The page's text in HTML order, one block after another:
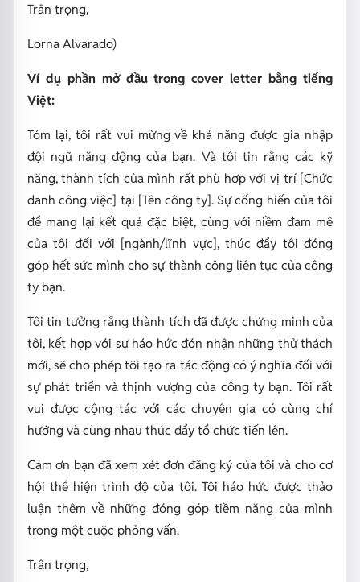
Trân trọng,
Lorna Alvarado)
Ví dụ phần mở đầu trong cover letter bằng tiếng
Việt:
Tóm lại, tôi rất vui mừng về khả năng được gia nhập
đội ngũ năng động của bạn. Và tôi tin rằng các kỹ
năng, thành tích của mình rất phù hợp với vị trí [Chức
danh công việc] tại [Tên công ty]. Sự cống hiến của tôi
để mang lại kết quả đặc biệt, cùng với niềm đam mê
của tôi đối với [ngành/lĩnh vực], thúc đẩy tôi đóng
góp hết sức mình cho sự thành công liên tục của công
ty bạn.
Tôi tin tưởng rằng thành tích đã được chứng minh của
tôi, kết hợp với sự háo hức đón nhận những thử thách
mới, sẽ cho phép tôi tạo ra tác động có ý nghĩa đối với
sự phát triển và thịnh vượng của công ty bạn. Tôi rất
vui được cộng tác với các chuyên gia có cùng chí
hướng và cùng nhau thúc đẩy tổ chức tiến lên.
Cảm ơn bạn đã xem xét đơn đăng ký của tôi và cho cơ
hội thể hiện trình độ của tôi. Tôi háo hức được thảo
luận thêm về những đóng góp tiềm năng của mình
trong một cuộc phỏng vấn.
Trân trọng,